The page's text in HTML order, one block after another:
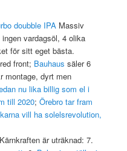
doubble IPA Massiv
vardagsöl, 4 olika
för sitt eget bästa.
front; Bauhaus säler 6
montage, dyrt men
nu lika billig som el i
till 2020;Örebro tar fram
vill ha solelsrevolution,
är uträknad: 7.